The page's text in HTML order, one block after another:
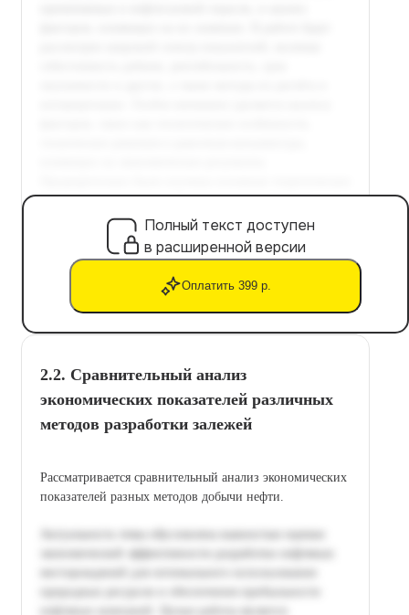
Полный текст доступен
в расширенной версии
Оплатить 399 р.
2.2. Сравнительный анализ
экономических показателей различных
методов разработки залежей
Рассматривается сравнительный анализ экономических
показателей разных методов добычи нефти.